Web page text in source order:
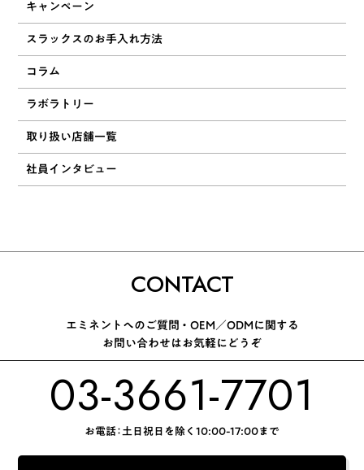
キャンペーン
スラックスのお手入れ方法
コラム
ラボラトリー
取り扱い店舗一覧
社員インタビュー
CONTACT
エミネントへのご質問 ・ OEM／ODMに関する
お問い合わせはお気軽にどうぞ
03-3661-7701
お電話：土日祝日を除く10:00-17:00まで